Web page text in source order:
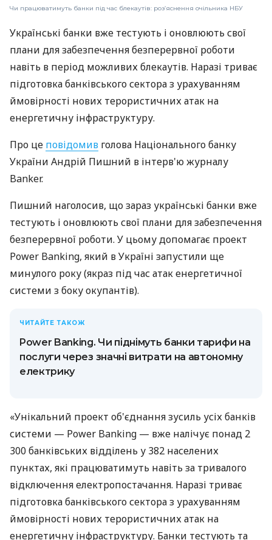
Чи працюватимуть банки під час блекаутів: роз’яснення очільника НБУ
Українські банки вже тестують і оновлюють свої
плани для забезпечення безперервної роботи
навіть в період можливих блекаутів. Наразі триває
підготовка банківського сектора з урахуванням
ймовірності нових терористичних атак на
енергетичну інфраструктуру.
Про це повідомив голова Національного банку
України Андрій Пишний в інтерв'ю журналу
Banker.
Пишний наголосив, що зараз українські банки вже
тестують і оновлюють свої плани для забезпечення
безперервної роботи. У цьому допомагає проект
Power Banking, який в Україні запустили ще
минулого року (якраз під час атак енергетичної
системи з боку окупантів).
ЧИТАЙТЕ ТАКОЖ
Power Banking. Чи піднімуть банки тарифи на
послуги через значні витрати на автономну
електрику
«Унікальний проект об'єднання зусиль усіх банків
системи — Power Banking — вже налічує понад 2
300 банківських відділень у 382 населених
пунктах, які працюватимуть навіть за тривалого
відключення електропостачання. Наразі триває
підготовка банківського сектора з урахуванням
ймовірності нових терористичних атак на
енергетичну інфраструктуру. Банки тестують та